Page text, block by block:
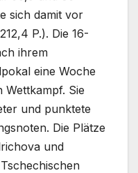
sich damit vor
P.). Die 16-
ihrem
eine Woche
Sie
und punktete
Die Plätze
und